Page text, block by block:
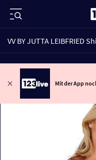
VV BY JUTTA LEIBFRIED
Mit der App